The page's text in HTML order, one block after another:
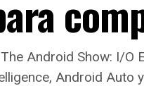
Android Show: I/O
Android Auto